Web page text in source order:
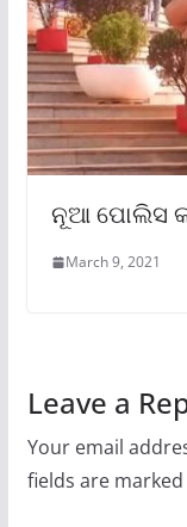
ନୂଆ ପୋଲିସ
March 9, 2021
Leave a
Your email
fields are marked